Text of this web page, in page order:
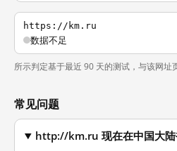
https://km.ru
数据不足
所示判定基于最近 90 天的测试，与该网址
常见问题
http://km.ru 现在在中国大陆